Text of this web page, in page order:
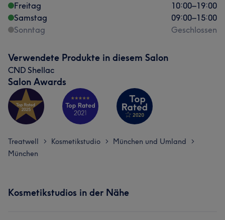
Freitag
10:00–19:00
Samstag
09:00–15:00
Sonntag
Geschlossen
Verwendete Produkte in diesem Salon
CND Shellac
Salon Awards
Treatwell > Kosmetikstudio > München und Umland >
München
Kosmetikstudios in der Nähe